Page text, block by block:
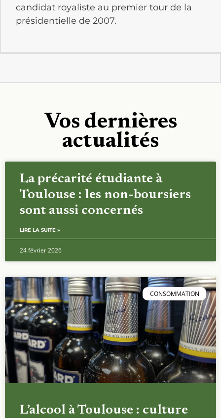
candidat royaliste au premier tour de la
présidentielle de 2007.
Vos dernières
actualités
La précarité étudiante à
Toulouse : les non-boursiers
sont aussi concernés
LIRE LA SUITE »
24 février 2026
CONSOMMATION
L’alcool à Toulouse : culture